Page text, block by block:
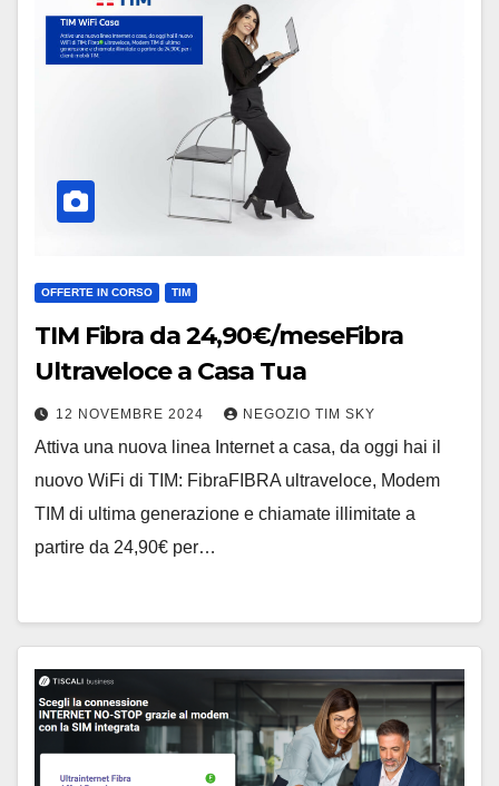
OFFERTE IN CORSO TIM
TIM Fibra da 24,90€/meseFibra
Ultraveloce a Casa Tua
12 NOVEMBRE 2024 NEGOZIO TIM SKY
Attiva una nuova linea Internet a casa, da oggi hai il
nuovo WiFi di TIM: FibraFIBRA ultraveloce, Modem
TIM di ultima generazione e chiamate illimitate a
partire da 24,90€ per…